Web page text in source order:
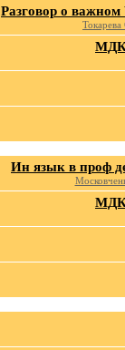
Разговор о важном
МДК
Ин язык в проф
МДК